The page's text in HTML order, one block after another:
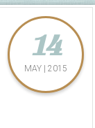
14
MAY | 2015